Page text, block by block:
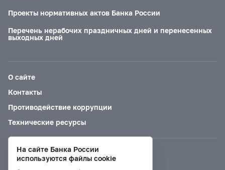
Проекты нормативных актов Банка России
Перечень нерабочих праздничных дней и перенесенных
выходных дней
О сайте
Контакты
Противодействие коррупции
Технические ресурсы
Версия для слабовидящих
На сайте Банка России
используются файлы cookie